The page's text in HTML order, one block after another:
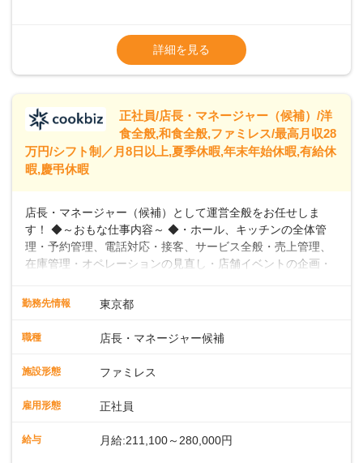
います。私たちは、多様な働き方を提供し、ライフステージ
に合わせた柔軟な勤務時間や働きやすい環境を整えていま
います。
※残業代全額支給
※経験に応じて応相談①ナショナル社員：月
給245,800円～②エリア社員 ：月給
詳細を見る
正社員/店長・マネージャー（候補）/洋
食全般,和食全般,ファミレス/最高月収28
万円/シフト制／月8日以上,夏季休暇,年末年始休暇,有給休
暇,慶弔休暇
店長・マネージャー（候補）として運営全般をお任せしま
す！ ◆～おもな仕事内容～ ◆・ホール、キッチンの全体管
理・予約管理、電話対応・接客、サービス全般・売上管理、
在庫管理・オペレーションの見直し・店舗イベントの企画・
入社後はスキルに合わせた業務からお任せしますので、徐々
向上を目指すDX推進～ ◆すかいらーくのレストランでは、
スタッフの働きやすさをサポートしています。配膳ロボット
や歩行数が約40%も削減されました！また、配膳ロボットに
なDX（デジタルトランスフォーメーション）の取り組みを進
勤務先情報 東京都
職種 店長・マネージャー候補
施設形態 ファミレス
雇用形態 正社員
給与 月給:211,100～280,000円